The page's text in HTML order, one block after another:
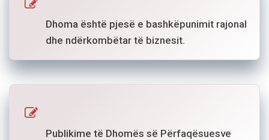
Dhoma është pjesë e bashkëpunimit rajonal
dhe ndërkombëtar të biznesit.
Publikime të Dhomës së Përfaqësuesve